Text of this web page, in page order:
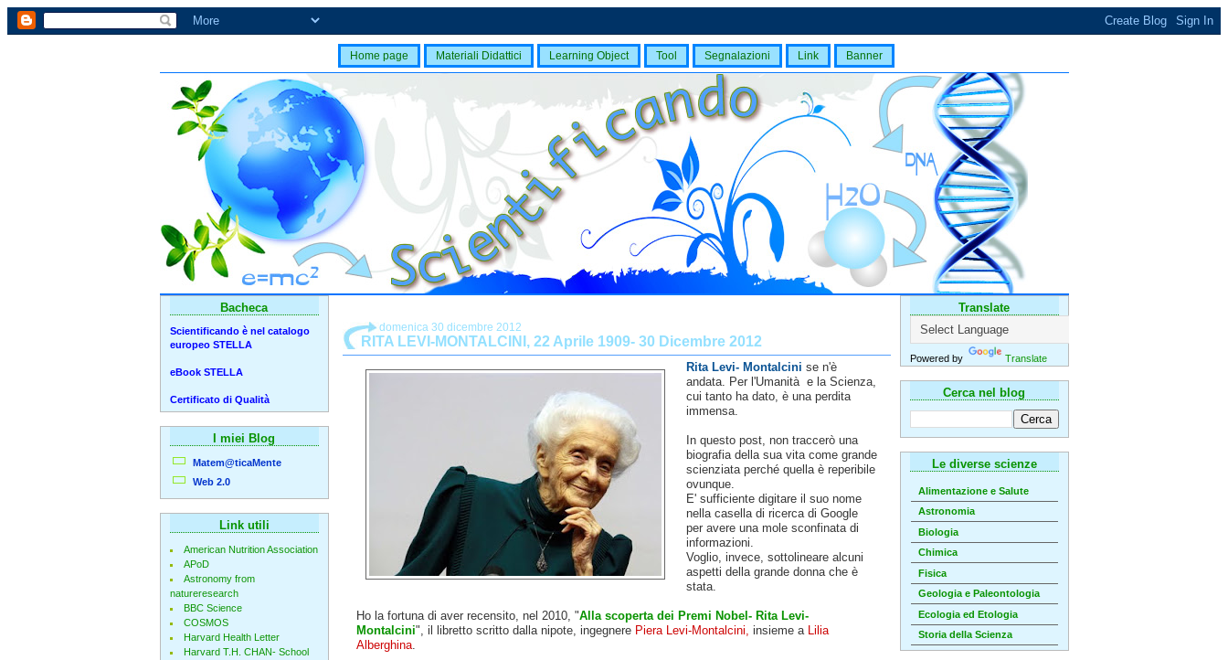
Home page Materiali Didattici Learning Object Tool Segnalazioni Link Banner
Translate
Powered by Translate
Cerca nel blog
Le diverse scienze
Alimentazione e Salute
Astronomia
Biologia
Chimica
Fisica
Geologia e Paleontologia
Ecologia ed Etologia
Storia della Scienza
domenica 30 dicembre 2012
RITA LEVI-MONTALCINI, 22 Aprile 1909- 30 Dicembre 2012
Rita Levi- Montalcini se n'è
andata. Per l'Umanità e la Scienza,
cui tanto ha dato, è una perdita
immensa.
In questo post, non traccerò una
biografia della sua vita come grande
scienziata perché quella è reperibile
ovunque.
E' sufficiente digitare il suo nome
nella casella di ricerca di Google
per avere una mole sconfinata di
informazioni.
Voglio, invece, sottolineare alcuni
aspetti della grande donna che è
stata.
Ho la fortuna di aver recensito, nel 2010, "Alla scoperta dei Premi Nobel- Rita Levi-
Montalcini", il libretto scritto dalla nipote, ingegnere Piera Levi-Montalcini, insieme a Lilia
Alberghina.
Bacheca
Scientificando è nel catalogo
europeo STELLA
eBook STELLA
Certificato di Qualità
I miei Blog
Matem@ticaMente
Web 2.0
Link utili
American Nutrition Association
APoD
Astronomy from
natureresearch
BBC Science
COSMOS
Harvard Health Letter
Harvard T.H. CHAN- School